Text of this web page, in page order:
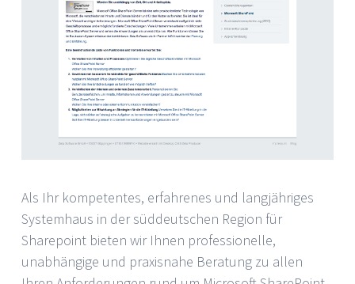
Als Ihr kompetentes, erfahrenes und langjähriges
Systemhaus in der süddeutschen Region für
Sharepoint bieten wir Ihnen professionelle,
unabhängige und praxisnahe Beratung zu allen